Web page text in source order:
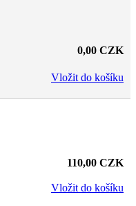
0,00 CZK
Vložit do košíku
110,00 CZK
Vložit do košíku